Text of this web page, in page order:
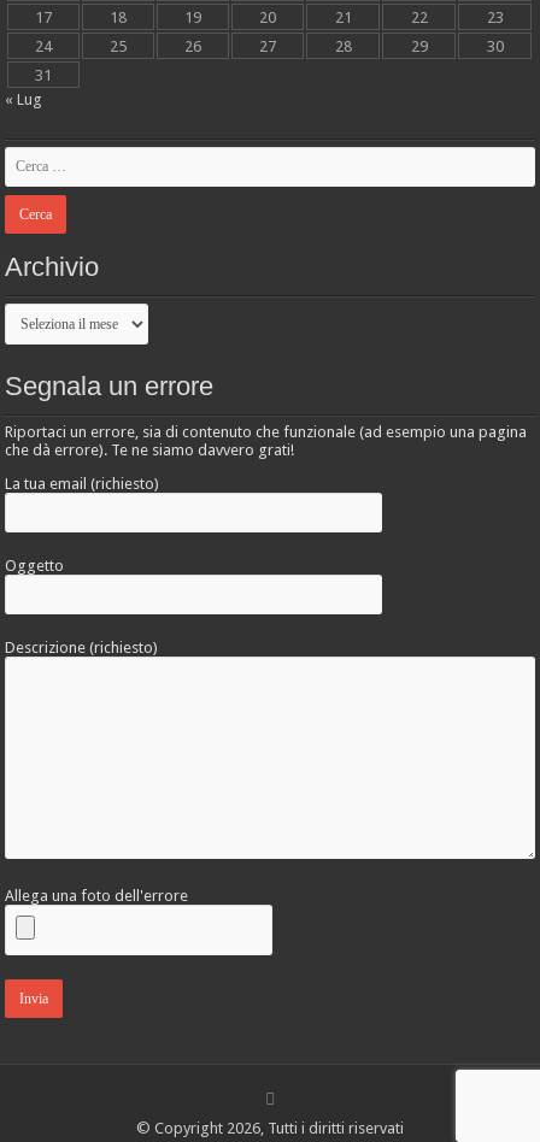
17
18 19 20 21 22
23
24
25 26 27 28 29
30
31
« Lug
Archivio
Archivio
Segnala un errore
Riportaci un errore, sia di contenuto che funzionale (ad esempio una pagina
che dà errore). Te ne siamo davvero grati!
La tua email (richiesto)
Oggetto
Descrizione (richiesto)
Allega una foto dell'errore
© Copyright 2026, Tutti i diritti riservati